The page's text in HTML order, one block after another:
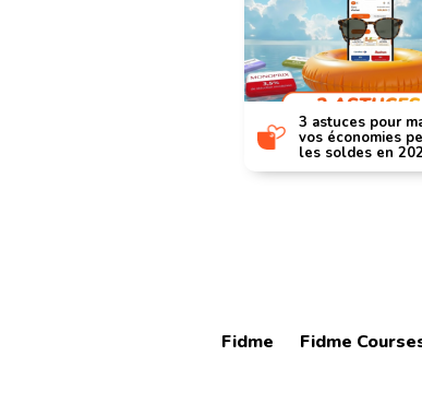
3 astuces pour
vos économies
les soldes en
Fidme Fidme